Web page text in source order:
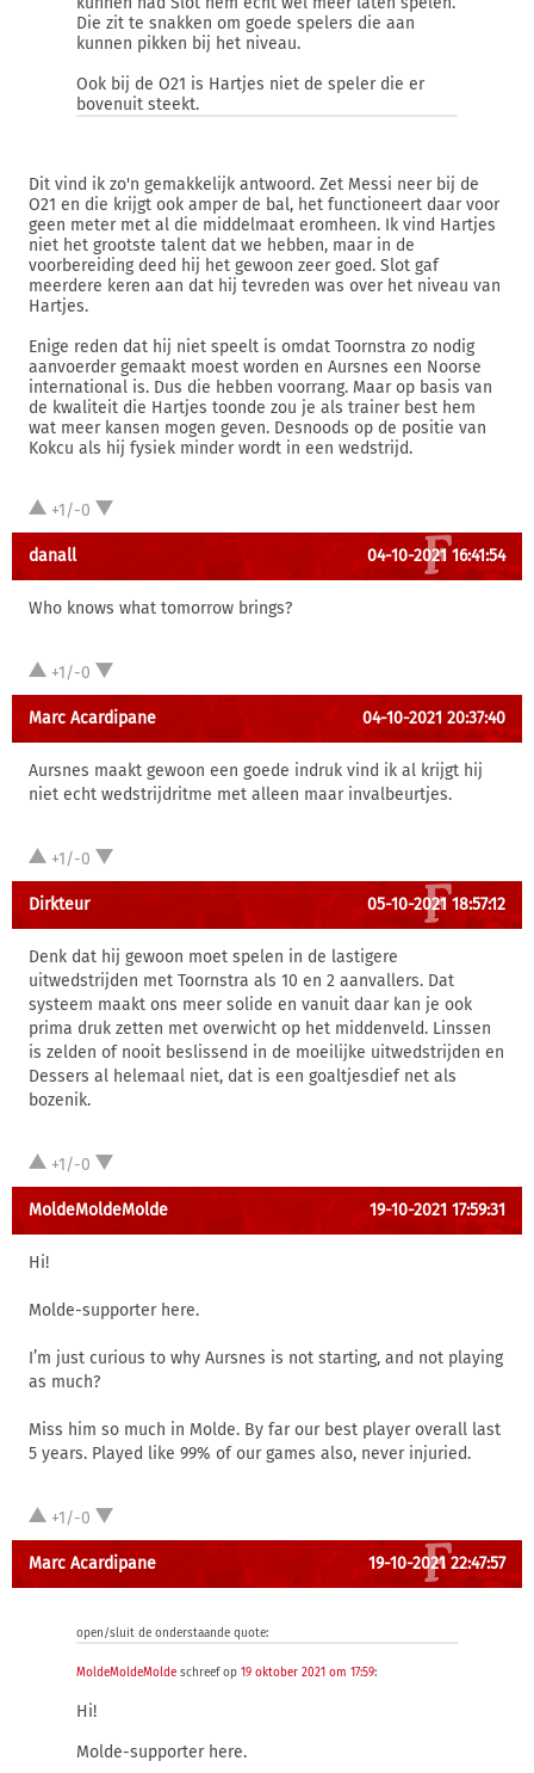
Die zit te snakken om goede spelers die aan
kunnen pikken bij het niveau.
Ook bij de O21 is Hartjes niet de speler die er
bovenuit steekt.
Dit vind ik zo'n gemakkelijk antwoord. Zet Messi neer bij de
O21 en die krijgt ook amper de bal, het functioneert daar voor
geen meter met al die middelmaat eromheen. Ik vind Hartjes
niet het grootste talent dat we hebben, maar in de
voorbereiding deed hij het gewoon zeer goed. Slot gaf
meerdere keren aan dat hij tevreden was over het niveau van
Hartjes.
Enige reden dat hij niet speelt is omdat Toornstra zo nodig
aanvoerder gemaakt moest worden en Aursnes een Noorse
international is. Dus die hebben voorrang. Maar op basis van
de kwaliteit die Hartjes toonde zou je als trainer best hem
wat meer kansen mogen geven. Desnoods op de positie van
Kokcu als hij fysiek minder wordt in een wedstrijd.
+1/-0
danall 04-10-2021 16:41:54
Who knows what tomorrow brings?
+1/-0
Marc Acardipane 04-10-2021 20:37:40
Aursnes maakt gewoon een goede indruk vind ik al krijgt hij
niet echt wedstrijdritme met alleen maar invalbeurtjes.
+1/-0
Dirkteur 05-10-2021 18:57:12
Denk dat hij gewoon moet spelen in de lastigere
uitwedstrijden met Toornstra als 10 en 2 aanvallers. Dat
systeem maakt ons meer solide en vanuit daar kan je ook
prima druk zetten met overwicht op het middenveld. Linssen
is zelden of nooit beslissend in de moeilijke uitwedstrijden en
Dessers al helemaal niet, dat is een goaltjesdief net als
bozenik.
+1/-0
MoldeMoldeMolde 19-10-2021 17:59:31
Hi!
Molde-supporter here.
I’m just curious to why Aursnes is not starting, and not playing
as much?
Miss him so much in Molde. By far our best player overall last
5 years. Played like 99% of our games also, never injuried.
+1/-0
Marc Acardipane 19-10-2021 22:47:57
open/sluit de onderstaande quote:
MoldeMoldeMolde schreef op 19 oktober 2021 om 17:59:
Hi!
Molde-supporter here.